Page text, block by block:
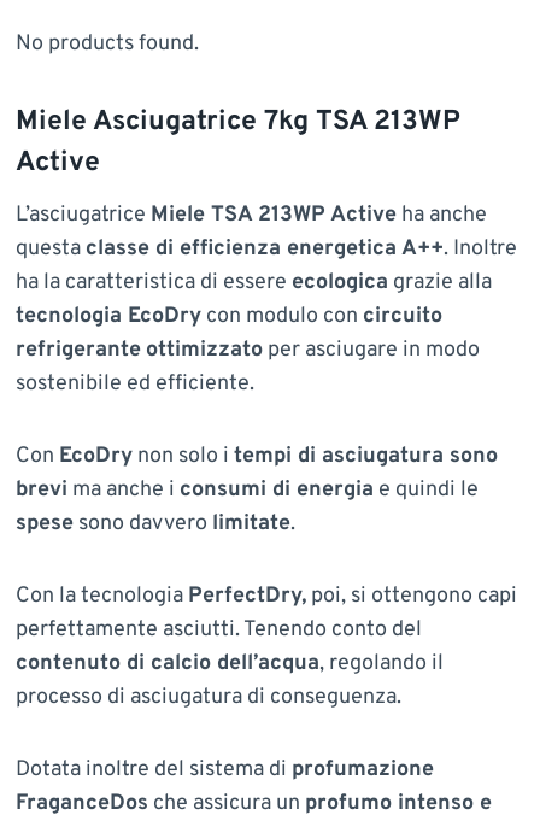
No products found.
Miele Asciugatrice 7kg TSA 213WP
Active
L’asciugatrice Miele TSA 213WP Activeha anche
questa classe di efficienza energetica A++. Inoltre
ha la caratteristica di essere ecologica grazie alla
tecnologia EcoDrycon modulo con circuito
refrigerante ottimizzatoper asciugare in modo
sostenibile ed efficiente.
Con EcoDrynon solo i tempi di asciugatura sono
brevi ma anche i consumi di energia e quindi le
spesesono davvero limitate.
Con la tecnologia PerfectDry,poi, si ottengono capi
perfettamente asciutti. Tenendo conto del
contenuto di calcio dell’acqua, regolando il
processo di asciugatura di conseguenza.
Dotata inoltre del sistema di profumazione
FraganceDos che assicura un profumo intenso e